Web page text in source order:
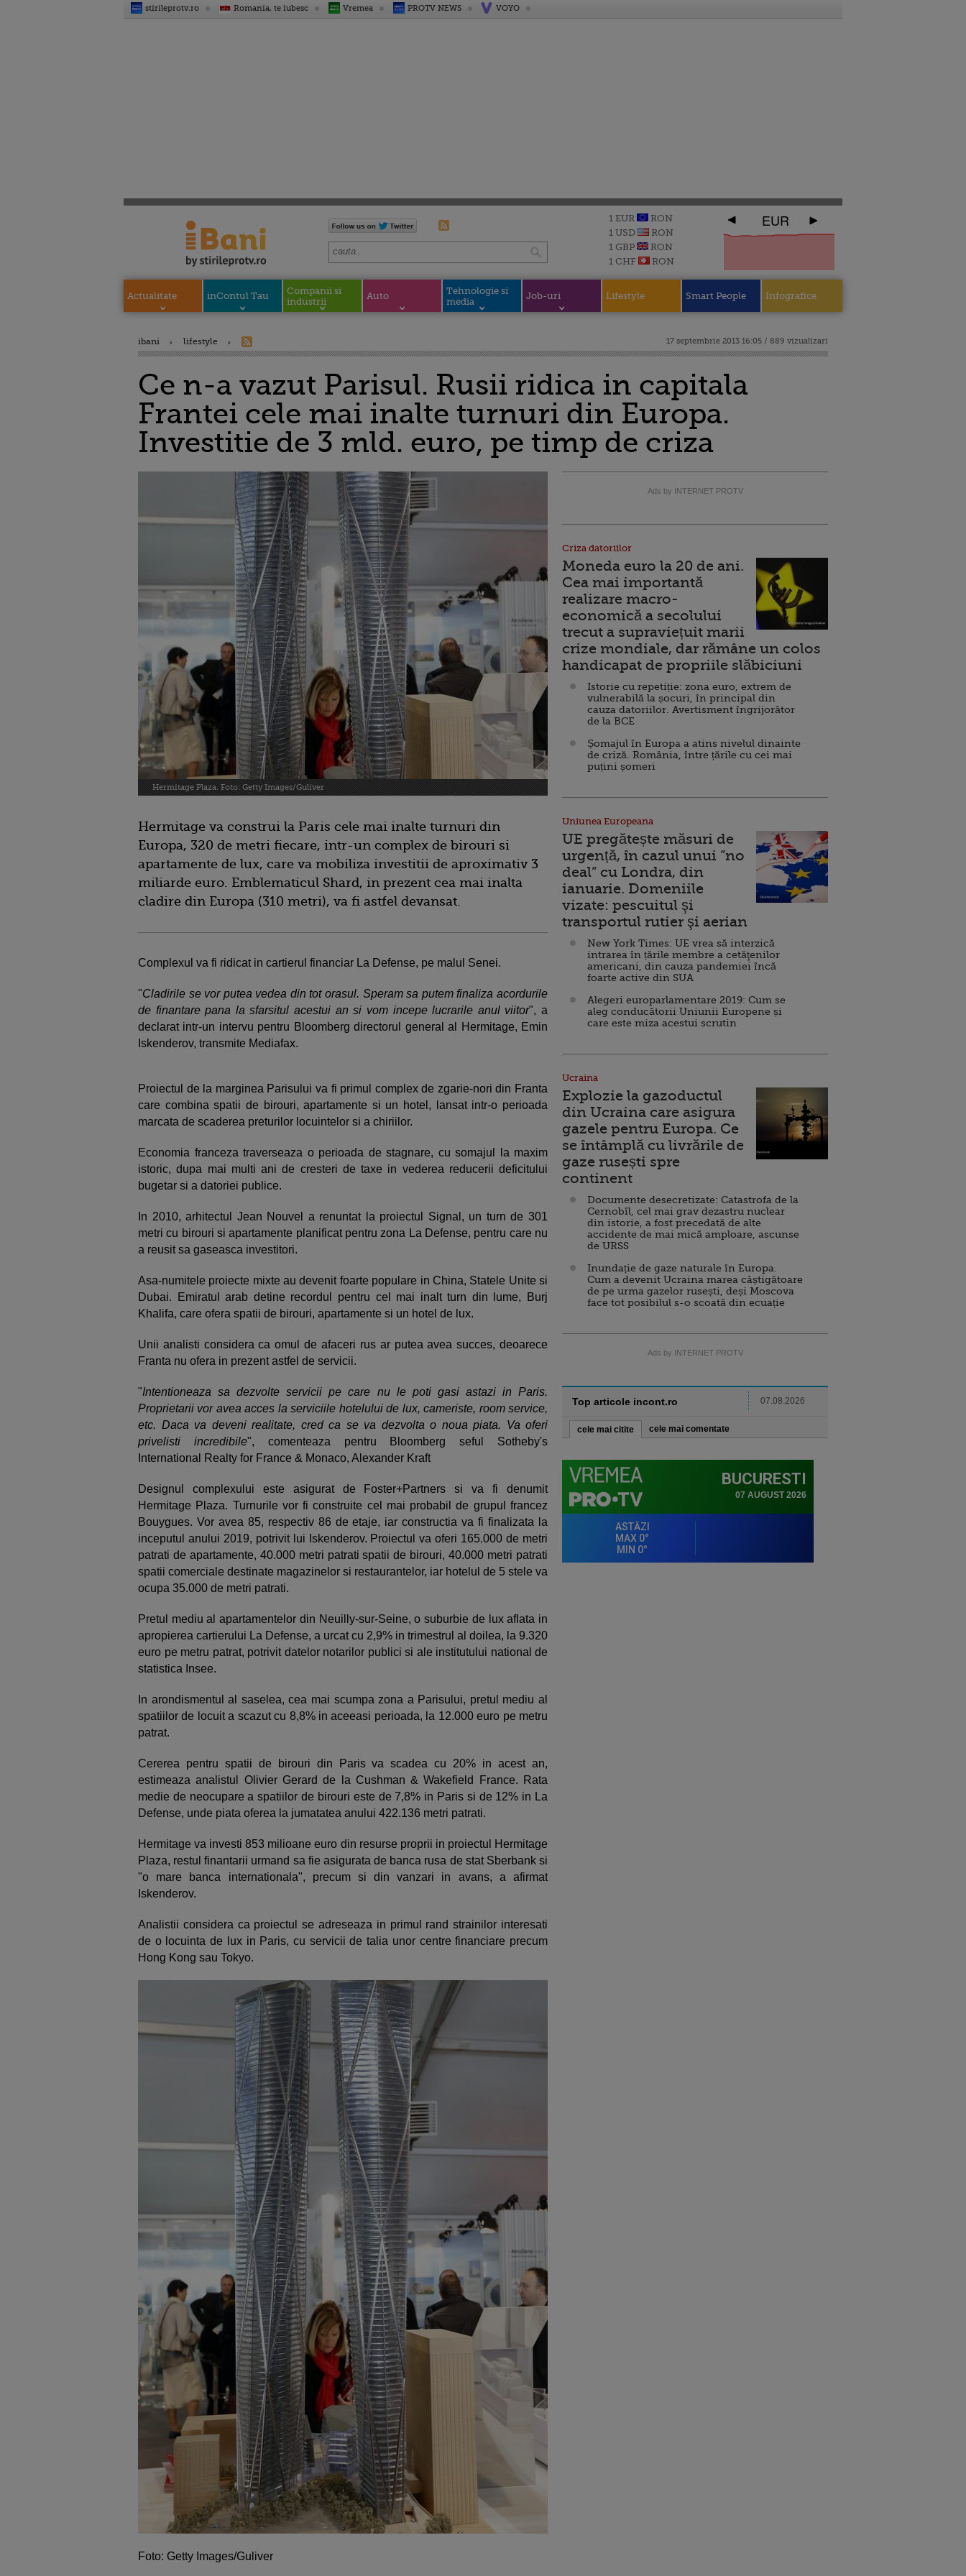
stirileprotv.ro Romania, te iubesc Vremea PROTV NEWS VOYO
1 EUR
RON
1 USD
RON
1 GBP
RON
1 CHF
RON
EUR
Actualitate inContul Tau
Companii si
industrii
Auto
Tehnologie si
media
Job-uri Lifestyle Smart People Infografice
ibani lifestyle 17 septembrie 2013 16:05 / 889 vizualizari
Ce n-a vazut Parisul. Rusii ridica in capitala
Frantei cele mai inalte turnuri din Europa.
Investitie de 3 mld. euro, pe timp de criza
Hermitage Plaza. Foto: Getty Images/Guliver
Hermitage va construi la Paris cele mai inalte turnuri din
Europa, 320 de metri fiecare, intr-un complex de birouri si
apartamente de lux, care va mobiliza investitii de aproximativ 3
miliarde euro. Emblematicul Shard, in prezent cea mai inalta
cladire din Europa (310 metri), va fi astfel devansat.
Complexul va fi ridicat in cartierul financiar La Defense, pe malul Senei.
"Cladirile se vor putea vedea din tot orasul. Speram sa putem finaliza acordurile
de finantare pana la sfarsitul acestui an si vom incepe lucrarile anul viitor", a
declarat intr-un intervu pentru Bloomberg directorul general al Hermitage, Emin
Iskenderov, transmite Mediafax.
Proiectul de la marginea Parisului va fi primul complex de zgarie-nori din Franta
care combina spatii de birouri, apartamente si un hotel, lansat intr-o perioada
marcata de scaderea preturilor locuintelor si a chiriilor.
Economia franceza traverseaza o perioada de stagnare, cu somajul la maxim
istoric, dupa mai multi ani de cresteri de taxe in vederea reducerii deficitului
bugetar si a datoriei publice.
In 2010, arhitectul Jean Nouvel a renuntat la proiectul Signal, un turn de 301
metri cu birouri si apartamente planificat pentru zona La Defense, pentru care nu
a reusit sa gaseasca investitori.
Asa-numitele proiecte mixte au devenit foarte populare in China, Statele Unite si
Dubai. Emiratul arab detine recordul pentru cel mai inalt turn din lume, Burj
Khalifa, care ofera spatii de birouri, apartamente si un hotel de lux.
Unii analisti considera ca omul de afaceri rus ar putea avea succes, deoarece
Franta nu ofera in prezent astfel de servicii.
"Intentioneaza sa dezvolte servicii pe care nu le poti gasi astazi in Paris.
Proprietarii vor avea acces la serviciile hotelului de lux, cameriste, room service,
etc. Daca va deveni realitate, cred ca se va dezvolta o noua piata. Va oferi
privelisti incredibile", comenteaza pentru Bloomberg seful Sotheby's
International Realty for France & Monaco, Alexander Kraft
Designul complexului este asigurat de Foster+Partners si va fi denumit
Hermitage Plaza. Turnurile vor fi construite cel mai probabil de grupul francez
Bouygues. Vor avea 85, respectiv 86 de etaje, iar constructia va fi finalizata la
inceputul anului 2019, potrivit lui Iskenderov. Proiectul va oferi 165.000 de metri
patrati de apartamente, 40.000 metri patrati spatii de birouri, 40.000 metri patrati
spatii comerciale destinate magazinelor si restaurantelor, iar hotelul de 5 stele va
ocupa 35.000 de metri patrati.
Pretul mediu al apartamentelor din Neuilly-sur-Seine, o suburbie de lux aflata in
apropierea cartierului La Defense, a urcat cu 2,9% in trimestrul al doilea, la 9.320
euro pe metru patrat, potrivit datelor notarilor publici si ale institutului national de
statistica Insee.
In arondismentul al saselea, cea mai scumpa zona a Parisului, pretul mediu al
spatiilor de locuit a scazut cu 8,8% in aceeasi perioada, la 12.000 euro pe metru
patrat.
Cererea pentru spatii de birouri din Paris va scadea cu 20% in acest an,
estimeaza analistul Olivier Gerard de la Cushman & Wakefield France. Rata
medie de neocupare a spatiilor de birouri este de 7,8% in Paris si de 12% in La
Defense, unde piata oferea la jumatatea anului 422.136 metri patrati.
Hermitage va investi 853 milioane euro din resurse proprii in proiectul Hermitage
Plaza, restul finantarii urmand sa fie asigurata de banca rusa de stat Sberbank si
"o mare banca internationala", precum si din vanzari in avans, a afirmat
Iskenderov.
Analistii considera ca proiectul se adreseaza in primul rand strainilor interesati
de o locuinta de lux in Paris, cu servicii de talia unor centre financiare precum
Hong Kong sau Tokyo.
Foto: Getty Images/Guliver
Ads by INTERNET PROTV
Criza datoriilor
Moneda euro la 20 de ani.
Cea mai importantă
realizare macro-
economică a secolului
trecut a supraviețuit marii
crize mondiale, dar rămâne un colos
handicapat de propriile slăbiciuni
Istorie cu repetiție: zona euro, extrem de
vulnerabilă la șocuri, în principal din
cauza datoriilor. Avertisment îngrijorător
de la BCE
Șomajul în Europa a atins nivelul dinainte
de criză. România, între țările cu cei mai
puțini șomeri
Uniunea Europeana
UE pregătește măsuri de
urgență, în cazul unui ”no
deal” cu Londra, din
ianuarie. Domeniile
vizate: pescuitul şi
transportul rutier şi aerian
New York Times: UE vrea să interzică
intrarea în țările membre a cetăţenilor
americani, din cauza pandemiei încă
foarte active din SUA
Alegeri europarlamentare 2019: Cum se
aleg conducătorii Uniunii Europene și
care este miza acestui scrutin
Ucraina
Explozie la gazoductul
din Ucraina care asigura
gazele pentru Europa. Ce
se întâmplă cu livrările de
gaze rusești spre
continent
Documente desecretizate: Catastrofa de la
Cernobîl, cel mai grav dezastru nuclear
din istorie, a fost precedată de alte
accidente de mai mică amploare, ascunse
de URSS
Inundație de gaze naturale în Europa.
Cum a devenit Ucraina marea câștigătoare
de pe urma gazelor rusești, deși Moscova
face tot posibilul s-o scoată din ecuație
Ads by INTERNET PROTV
Top articole incont.ro 07.08.2026
cele mai citite cele mai comentate